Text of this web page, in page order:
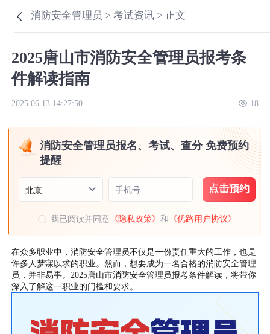
消防安全管理员 >考试资讯 > 正文
2025唐山市消防安全管理员报考条
件解读指南
2025.06.13 14:27:50 18
消防安全管理员报名、考试、查分 免费预约
提醒
北京 手机号 点击预约
我已阅读并同意 《隐私政策》和 《优路用户协议》
在众多职业中，消防安全管理员不仅是一份责任重大的工作，也是
许多人梦寐以求的职业。然而，想要成为一名合格的消防安全管理
员，并非易事。2025唐山市消防安全管理员报考条件解读，将带你
深入了解这一职业的门槛和要求。